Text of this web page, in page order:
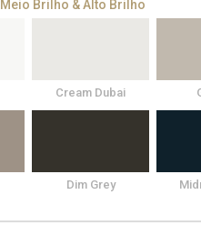
Brilho & Alto Brilho
Cream Dubai
Dim Grey